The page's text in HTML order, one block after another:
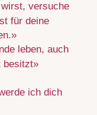
versuche
für deine
leben, auch
besitzt»
ich dich